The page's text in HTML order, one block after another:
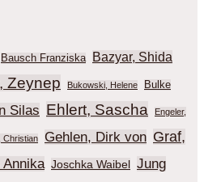
Bausch Franziska Bazyar, Shida
Zeynep Bukowski, Helene Bulke
Silas Ehlert, Sascha Engeler,
Christian Gehlen, Dirk von Graf,
Joschka Waibel Jung